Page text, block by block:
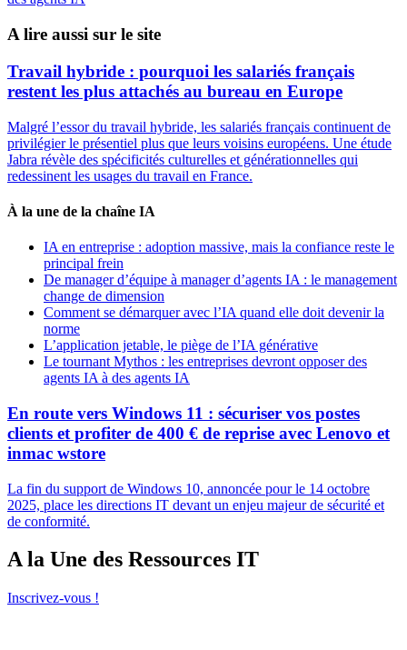
A lire aussi sur le site
Travail hybride : pourquoi les salariés français
restent les plus attachés au bureau en Europe
Malgré l’essor du travail hybride, les salariés français continuent de
privilégier le présentiel plus que leurs voisins européens. Une étude
Jabra révèle des spécificités culturelles et générationnelles qui
redessinent les usages du travail en France.
À la une de la chaîne IA
IA en entreprise : adoption massive, mais la confiance reste le
principal frein
De manager d’équipe à manager d’agents IA : le management
change de dimension
Comment se démarquer avec l’IA quand elle doit devenir la
norme
L’application jetable, le piège de l’IA générative
Le tournant Mythos : les entreprises devront opposer des
agents IA à des agents IA
En route vers Windows 11 : sécuriser vos postes
clients et profiter de 400 € de reprise avec Lenovo et
inmac wstore
La fin du support de Windows 10, annoncée pour le 14 octobre
2025, place les directions IT devant un enjeu majeur de sécurité et
de conformité.
A la Une des Ressources IT
Inscrivez-vous !